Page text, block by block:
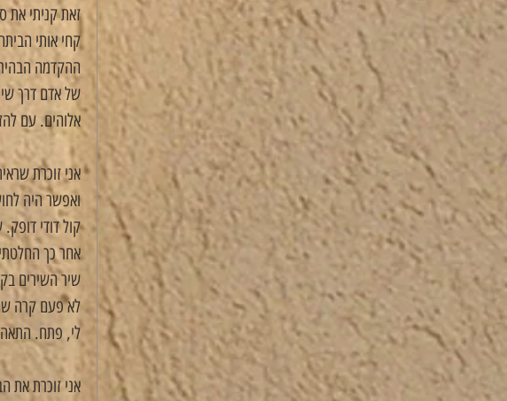
קחי אותי
ההקדמה
של אדם דרך
אלוהים. עם
אני זוכרת
ואפשר היה
קול דודי
אחר כך
שיר השירים
לא פעם קרה
לי, פתח.
אני זוכרת את